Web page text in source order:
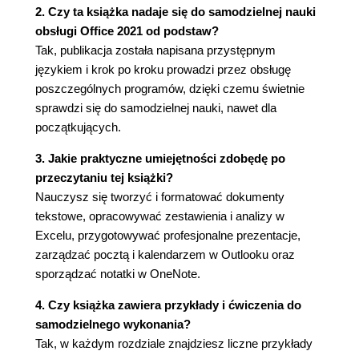
Wypunktowania (57)
Wyliczenia (58)
Zmiana symbolu wypunktowania (59)
Własny znak wypunktowania (61)
Interlinia (63)
Odstępy akapitów (64)
Tekst w kolumnach (65)
Wstawianie ilustracji (69)
Podsumowanie (72)
Rozdział 2. Excel (73)
Przykłady (74)
Tworzenie nowego dokumentu (74)
Zaznaczanie ciągu znaków (77)
Zaznaczanie sąsiadujących komórek (78)
Zaznaczanie sąsiadujących komórek przez
przeciąganie kursora (79)
2. Czy ta książka nadaje się do samodzielnej nauki
obsługi Office 2021 od podstaw?
Tak, publikacja została napisana przystępnym
językiem i krok po kroku prowadzi przez obsługę
poszczególnych programów, dzięki czemu świetnie
sprawdzi się do samodzielnej nauki, nawet dla
początkujących.
3. Jakie praktyczne umiejętności zdobędę po
przeczytaniu tej książki?
Nauczysz się tworzyć i formatować dokumenty
tekstowe, opracowywać zestawienia i analizy w
Excelu, przygotowywać profesjonalne prezentacje,
zarządzać pocztą i kalendarzem w Outlooku oraz
sporządzać notatki w OneNote.
4. Czy książka zawiera przykłady i ćwiczenia do
samodzielnego wykonania?
Tak, w każdym rozdziale znajdziesz liczne przykłady